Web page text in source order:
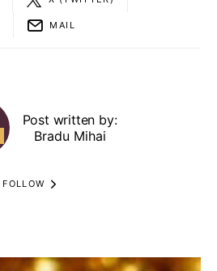
MAIL
Post written by:
Bradu Mihai
FOLLOW